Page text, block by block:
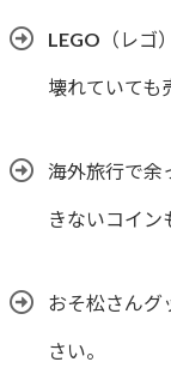
LEGO（レゴ
壊れていても
海外旅行で余
きないコイン
おそ松さんグ
さい。